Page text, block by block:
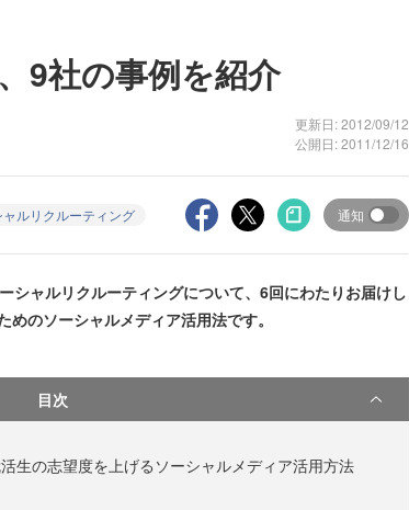
9社の事例を紹介
更新日: 2012/09/12
公開日: 2011/12/16
ャルリクルーティング 通知
シャルリクルーティングについて、6回にわたりお届けし
のソーシャルメディア活用法です。
目次
生の志望度を上げるソーシャルメディア活用方法